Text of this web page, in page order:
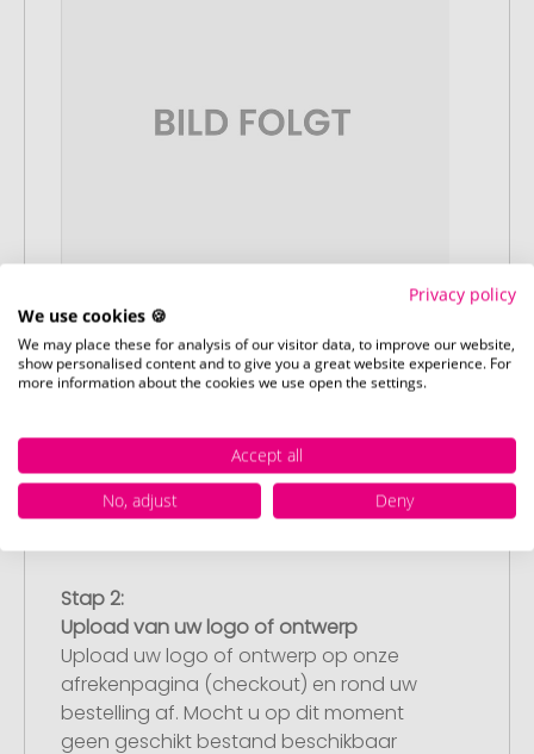
Stap 1:
Artikelconfiguratie
pas deze aan naar uw wensen. Plaats
vervolgens de geconfigureerde artikelen
in uw winkelwagen.
Stap 2:
Upload van uw logo of ontwerp
Upload uw logo of ontwerp op onze
afrekenpagina (checkout) en rond uw
bestelling af. Mocht u op dit moment
geen geschikt bestand beschikbaar
Privacy policy
We use cookies 🍪
We may place these for analysis of our visitor data, to improve our website,
show personalised content and to give you a great website experience. For
more information about the cookies we use open the settings.
Accept all
No, adjust
Deny